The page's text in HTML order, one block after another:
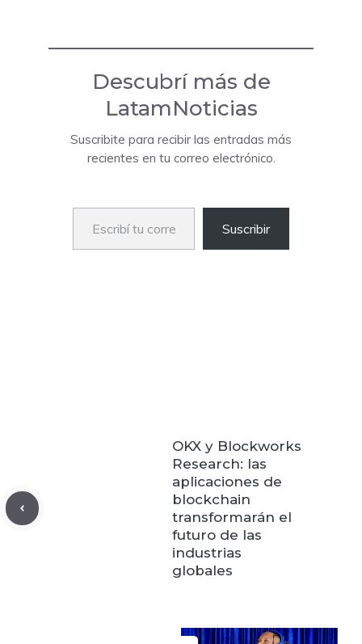
Descubrí más de
LatamNoticias
Suscribite para recibir las entradas más
recientes en tu correo electrónico.
Escribí tu correo electrónico…
Suscribir
OKX y Blockworks
Research: las
aplicaciones de
blockchain
transformarán el
futuro de las
industrias
globales